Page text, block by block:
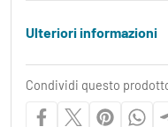
Ulteriori informazioni
Condividi questo